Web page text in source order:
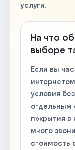
услуги.
На что
выборе
Если вы
условия
отдельным
покрытия в
много
стоимость